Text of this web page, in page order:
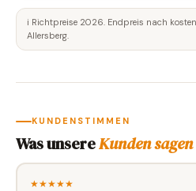
ℹ️ Richtpreise 2026. Endpreis nach
Allersberg.
KUNDENSTIMMEN
Was unsereKunden sagen
★★★★★